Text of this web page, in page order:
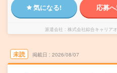
気になる! 応募
派遣会社 株式会社綜合キャリア
未読 掲載日 2026/08/07